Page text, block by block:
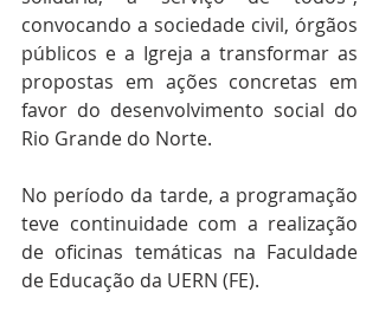
convocando a sociedade civil, órgãos
públicos e a Igreja a transformar as
propostas em ações concretas em
favor do desenvolvimento social do
Rio Grande do Norte.
No período da tarde, a programação
teve continuidade com a realização
de oficinas temáticas na Faculdade
de Educação da UERN (FE).